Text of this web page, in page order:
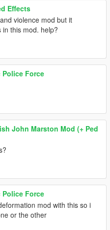
Effects
violence mod but it
in this mod. help?
Police Force
John Marston Mod (+ Ped
Police Force
mod with this so i
or the other